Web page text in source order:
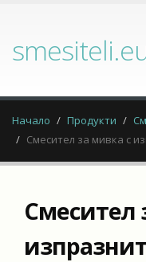
Начало Продукти
Смесител за мивка с
Смесител